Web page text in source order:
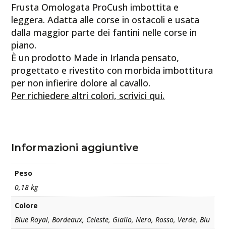
Frusta Omologata ProCush imbottita e
leggera. Adatta alle corse in ostacoli e usata
dalla maggior parte dei fantini nelle corse in
piano.
È un prodotto Made in Irlanda pensato,
progettato e rivestito con morbida imbottitura
per non infierire dolore al cavallo.
Per richiedere altri colori, scrivici qui.
Informazioni aggiuntive
Peso
0,18 kg
Colore
Blue Royal, Bordeaux, Celeste, Giallo, Nero, Rosso, Verde, Blu